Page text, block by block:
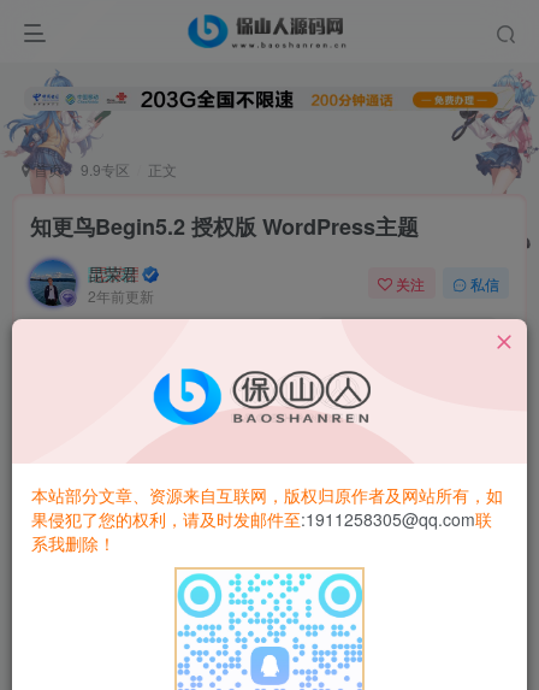
首页 9.9专区 正文
知更鸟Begin5.2 授权版 WordPress主题
昆荣君
2年前更新
关注 私信
知更鸟Begin破解授权版，是一个WordPress 个人博客主题。它
页面模板提供丰富的功能，包括：热门标签、用户注册、友情链
丰富的小工具。包括：最新文章、热门文章、热评文章、相关文
本站部分文章、资源来自互联网，版权归原作者及网站所有，如
果侵犯了您的权利，请及时发邮件至:1911258305@qq.com联
系我删除！